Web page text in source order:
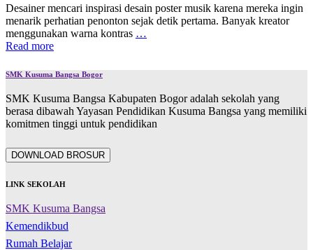
Desainer mencari inspirasi desain poster musik karena mereka ingin
menarik perhatian penonton sejak detik pertama. Banyak kreator
menggunakan warna kontras …
Read more
SMK Kusuma Bangsa Bogor
SMK Kusuma Bangsa Kabupaten Bogor adalah sekolah yang
berasa dibawah Yayasan Pendidikan Kusuma Bangsa yang memiliki
komitmen tinggi untuk pendidikan
DOWNLOAD BROSUR
LINK SEKOLAH
SMK Kusuma Bangsa
Kemendikbud
Rumah Belajar